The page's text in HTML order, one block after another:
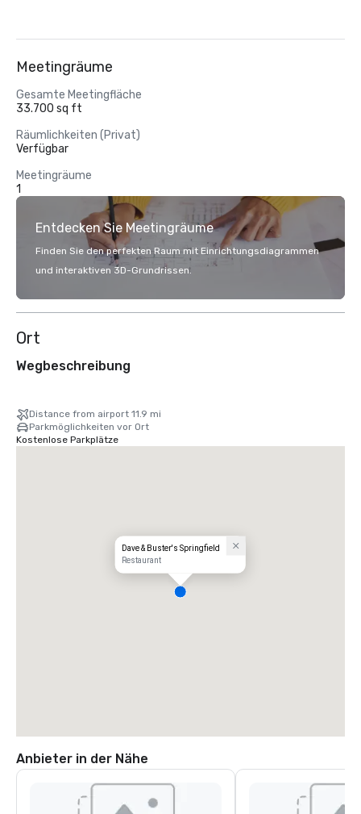
Meetingräume
Gesamte Meetingfläche
33.700 sq ft
Räumlichkeiten (Privat)
Verfügbar
Meetingräume
1
Entdecken Sie Meetingräume
Finden Sie den perfekten Raum mit Einrichtungsdiagrammen
und interaktiven 3D-Grundrissen.
Ort
Wegbeschreibung
Distance from airport 11.9 mi
Parkmöglichkeiten vor Ort
Kostenlose Parkplätze
Dave & Buster's Springfield
Restaurant
Anbieter in der Nähe